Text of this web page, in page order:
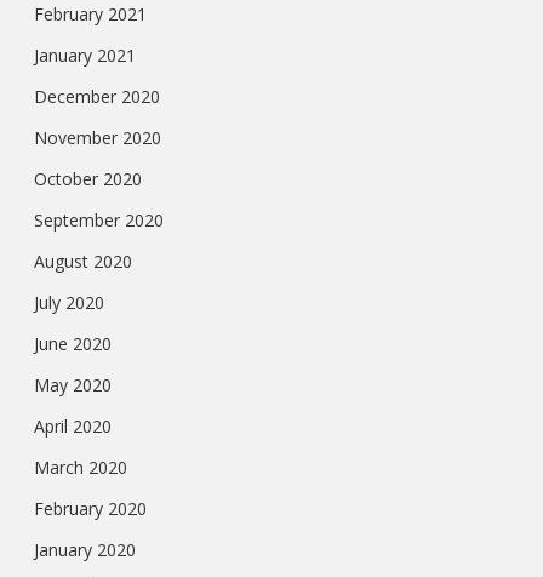
February 2021
January 2021
December 2020
November 2020
October 2020
September 2020
August 2020
July 2020
June 2020
May 2020
April 2020
March 2020
February 2020
January 2020